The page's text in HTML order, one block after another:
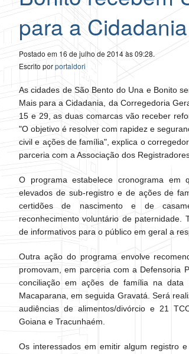
para a Cidadania
Postado em 16 de julho de 2014 às 09:28.
Escrito porportaldori
As cidades de São Bento do Una e Bonito
Mais para a Cidadania, da Corregedoria
15 e 29, as duas comarcas vão receber
"O objetivo é resolver com rapidez e
civil e ações de família", explica o
parceria com a Associação dos
O programa estabelece cronograma
elevados de sub-registro e de ações de
certidões de nascimento e de
reconhecimento voluntário de paternidade.
de informativos para o público em geral a
Outra ação do programa envolve
promovam, em parceria com a Defensoria
conciliação em ações de família na
Macaparana, em seguida Gravatá. Será
audiências de alimentos/divórcio e 21
Goiana e Tracunhaém.
Os interessados em emitir algum registro